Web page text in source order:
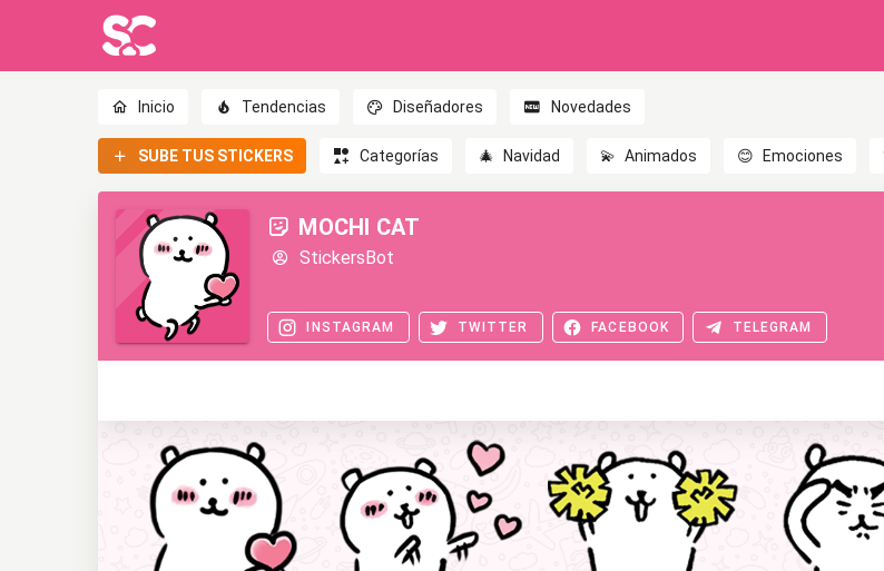
Inicio Tendencias Diseñadores Novedades
SUBE TUS STICKERS Categorías 🎄 Navidad 💫 Animados 😊 Emociones
MOCHI CAT
StickersBot
INSTAGRAM TWITTER FACEBOOK TELEGRAM